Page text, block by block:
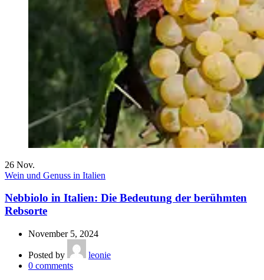
26 Nov.
Wein und Genuss in Italien
Nebbiolo in Italien: Die Bedeutung der berühmten
Rebsorte
November 5, 2024
Posted by
leonie
0 comments